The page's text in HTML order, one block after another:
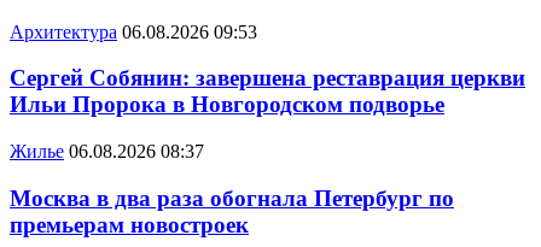
Архитектура 06.08.2026 09:53
Сергей Собянин: завершена реставрация церкви
Ильи Пророка в Новгородском подворье
Жилье 06.08.2026 08:37
Москва в два раза обогнала Петербург по
премьерам новостроек